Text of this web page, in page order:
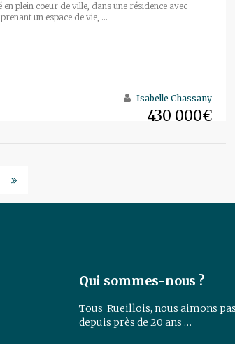
plein coeur de ville, dans une résidence avec
un espace de vie, ...
430 000€
Isabelle Chassany
Qui sommes-nous ?
Tous Rueillois, nous aimons
depuis près de 20 ans …